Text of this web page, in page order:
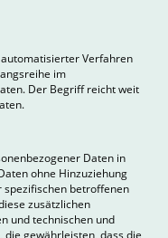
Verfahren
im
Der Begriff reicht weit
Daten in
ohne Hinzuziehung
betroffenen
zusätzlichen
und technischen und
gewährleisten, dass die